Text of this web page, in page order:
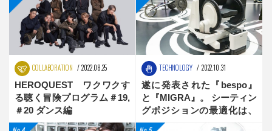
COLLABORATION 2022.08.25
HEROQUEST ワクワクす
る聴く冒険プログラム＃19,
＃20 ダンス編
TECHNOLOGY 2022.10.31
遂に発表された『bespo』
と『MIGRA』。 シーティン
グポジションの最適化は、
新時代へ